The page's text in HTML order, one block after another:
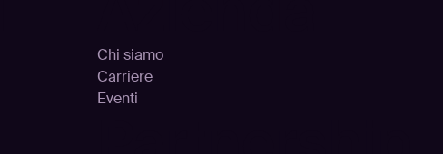
Chi siamo
Carriere
Eventi